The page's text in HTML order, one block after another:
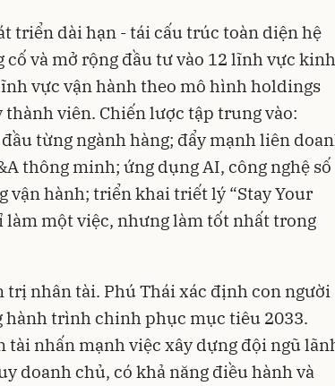
triển dài hạn - tái cấu trúc toàn diện hệ
cố và mở rộng đầu tư vào 12 lĩnh vực kinh
vực vận hành theo mô hình holdings
thành viên. Chiến lược tập trung vào:
từng ngành hàng; đẩy mạnh liên
thông minh; ứng dụng AI, công nghệ số
vận hành; triển khai triết lý “Stay Your
làm một việc, nhưng làm tốt nhất trong
trị nhân tài. Phú Thái xác định con người
hành trình chinh phục mục tiêu 2033.
tài nhấn mạnh việc xây dựng đội ngũ
doanh chủ, có khả năng điều hành và